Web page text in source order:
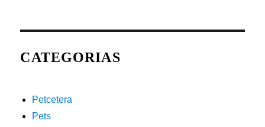
CATEGORIAS
Petcetera
Pets